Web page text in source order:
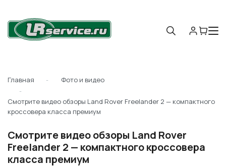
Главная Фото и видео
Смотрите видео обзоры Land Rover Freelander 2 — компактного
кроссовера класса премиум
Смотрите видео обзоры Land Rover
Freelander 2 — компактного кроссовера
класса премиум